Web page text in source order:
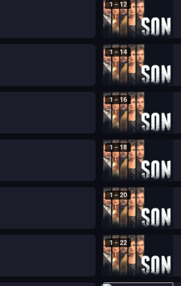
1 - 12
1 - 14
1 - 16
1 - 18
1 - 20
1 - 22